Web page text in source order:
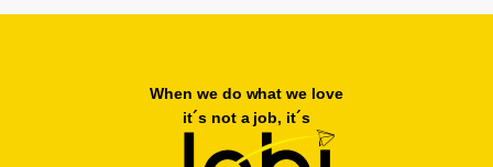
When we do what we love
it´s not a job, it´s